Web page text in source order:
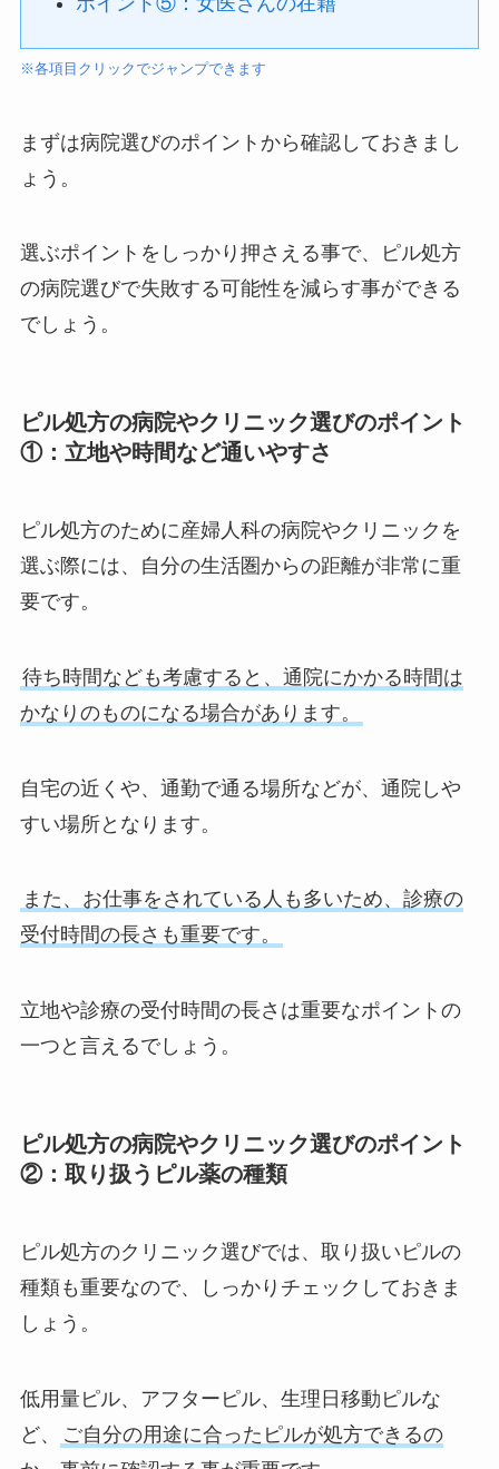
※各項目クリックでジャンプできます
まずは病院選びのポイントから確認しておきまし
ょう。
選ぶポイントをしっかり押さえる事で、ピル処方
の病院選びで失敗する可能性を減らす事ができる
でしょう。
ピル処方の病院やクリニック選びのポイント
①：立地や時間など通いやすさ
ピル処方のために産婦人科の病院やクリニックを
選ぶ際には、自分の生活圏からの距離が非常に重
要です。
待ち時間なども考慮すると、通院にかかる時間は
かなりのものになる場合があります。
自宅の近くや、通勤で通る場所などが、通院しや
すい場所となります。
また、お仕事をされている人も多いため、診療の
受付時間の長さも重要です。
立地や診療の受付時間の長さは重要なポイントの
一つと言えるでしょう。
ピル処方の病院やクリニック選びのポイント
②：取り扱うピル薬の種類
ピル処方のクリニック選びでは、取り扱いピルの
種類も重要なので、しっかりチェックしておきま
しょう。
低用量ピル、アフターピル、生理日移動ピルな
ど、
ご自分の用途に合ったピルが処方できるの